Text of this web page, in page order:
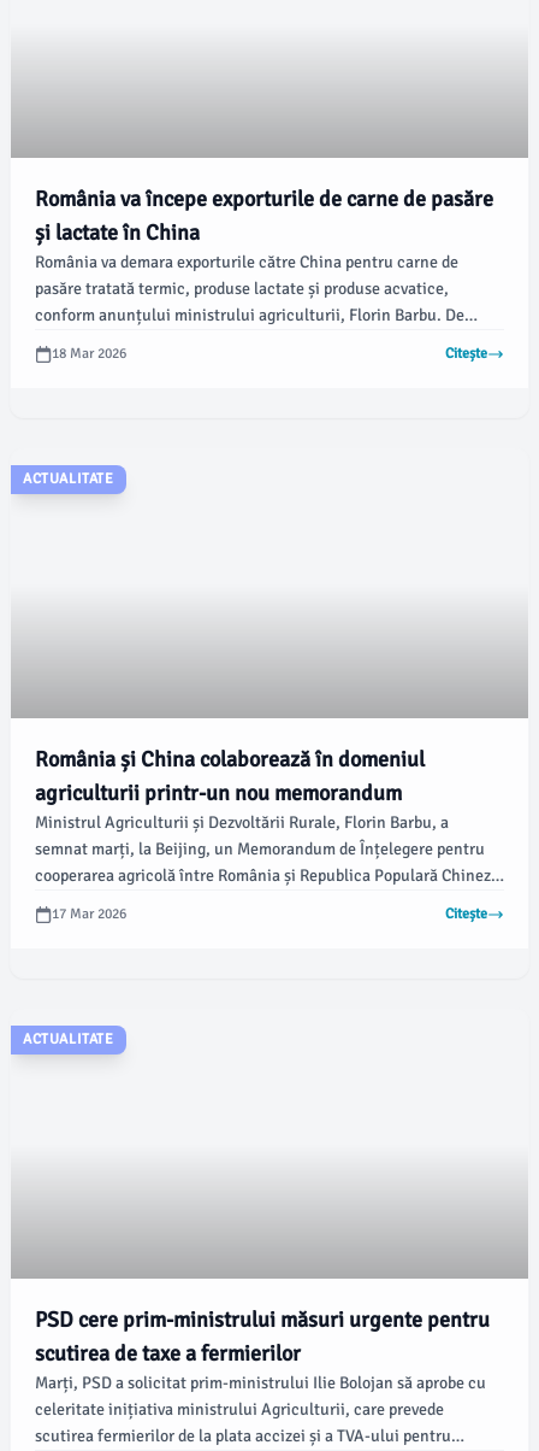
România va începe exporturile de carne de pasăre
și lactate în China
România va demara exporturile către China pentru carne de
pasăre tratată termic, produse lactate și produse acvatice,
conform anunțului ministrului agriculturii, Florin Barbu. De
asemenea, Barbu a subliniat planurile de extindere a exporturilor
în perioada următoare.
18 Mar 2026 Citește
ACTUALITATE
România și China colaborează în domeniul
agriculturii printr-un nou memorandum
Ministrul Agriculturii și Dezvoltării Rurale, Florin Barbu, a
semnat marți, la Beijing, un Memorandum de Înțelegere pentru
cooperarea agricolă între România și Republica Populară Chineză.
Acest acord promite să deschidă noi oportunități pentru sectorul
agroalimentar românesc și să extindă exporturile pe piețe
17 Mar 2026 Citește
ACTUALITATE
PSD cere prim-ministrului măsuri urgente pentru
scutirea de taxe a fermierilor
Marți, PSD a solicitat prim-ministrului Ilie Bolojan să aprobe cu
celeritate inițiativa ministrului Agriculturii, care prevede
scutirea fermierilor de la plata accizei și a TVA-ului pentru